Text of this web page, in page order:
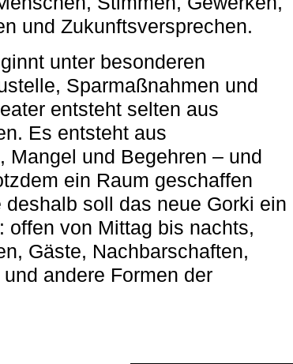
und Zukunftsversprechen.
unter besonderen
Sparmaßnahmen und
entsteht selten aus
Es entsteht aus
Mangel und Begehren – und
ein Raum geschaffen
soll das neue Gorki ein
offen von Mittag bis nachts,
Gäste, Nachbarschaften,
andere Formen der